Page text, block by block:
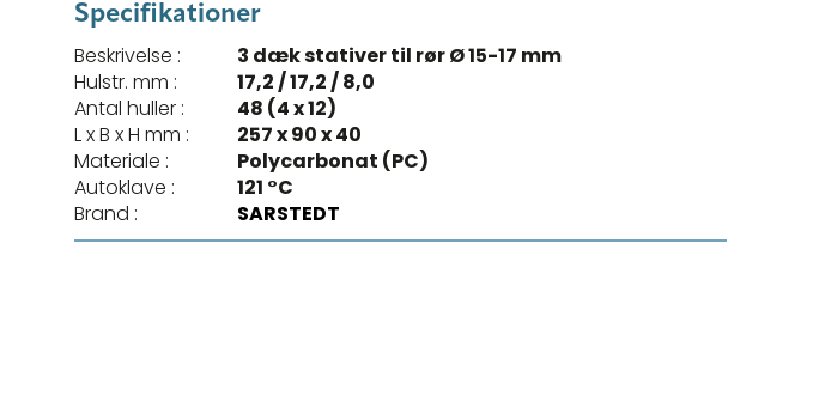
Specifikationer
Beskrivelse :
3 dæk stativer til rør Ø 15-17 mm
Hulstr. mm :
17,2 / 17,2 / 8,0
Antal huller :
48 (4 x 12)
L x B x H mm :
257 x 90 x 40
Materiale :
Polycarbonat (PC)
Autoklave :
121 °C
Brand :
SARSTEDT